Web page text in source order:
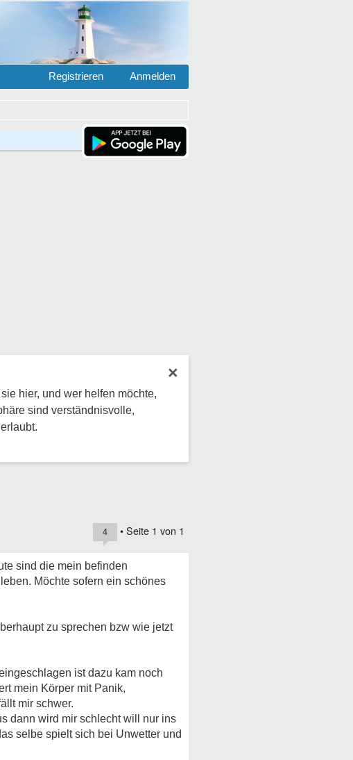
Anmelden
Registrieren
×
hier, und wer helfen möchte,
sind verständnisvolle,
4 • Seite 1 von 1
sind die mein befinden
Möchte sofern ein schönes
zu sprechen bzw wie jetzt
ist dazu kam noch
mein Körper mit Panik,
mir schwer.
dann wird mir schlecht will nur ins
selbe spielt sich bei Unwetter und